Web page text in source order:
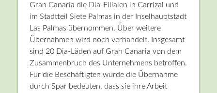
Gran Canaria die Dia-Filialen in Carrizal und
im Stadtteil Siete Palmas in der Inselhauptstadt
Las Palmas übernommen. Über weitere
Übernahmen wird noch verhandelt. Insgesamt
sind 20 Dia-Läden auf Gran Canaria von dem
Zusammenbruch des Unternehmens betroffen.
Für die Beschäftigten würde die Übernahme
durch Spar bedeuten, dass sie ihre Arbeit